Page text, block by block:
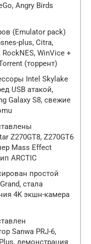
Angry Birds
(Emulator pack)
plus, Citra,
WinVice +
(торрент)
Intel Skylake
USB атакой,
Galaxy S8, свежие
Z270GT8, Z270GT6
Mass Effect
ARCTIC
простой
стала
4K экшн-камера
Sanwa PRJ-6,
демонстрация